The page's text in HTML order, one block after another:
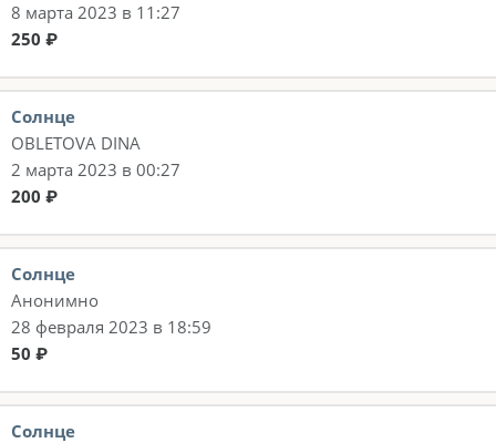
8 марта 2023 в 11:27
250 ₽
Солнце
OBLETOVA DINA
2 марта 2023 в 00:27
200 ₽
Солнце
Анонимно
28 февраля 2023 в 18:59
50 ₽
Солнце